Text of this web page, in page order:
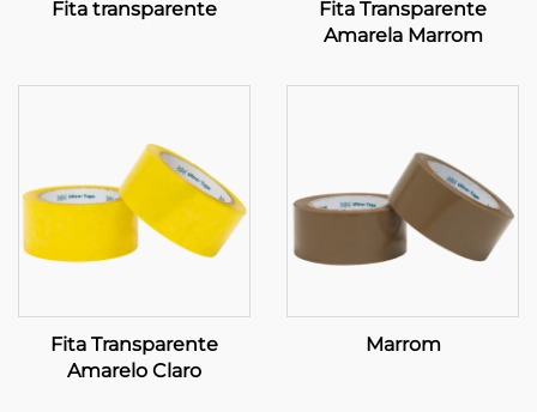
Fita transparente
Fita Transparente
Amarela Marrom
Fita Transparente
Amarelo Claro
Marrom